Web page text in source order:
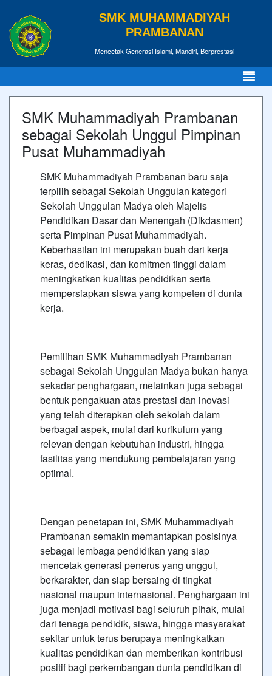
SMK MUHAMMADIYAH
PRAMBANAN
Mencetak Generasi Islami, Mandiri, Berprestasi
SMK Muhammadiyah Prambanan
sebagai Sekolah Unggul Pimpinan
Pusat Muhammadiyah
SMK Muhammadiyah Prambanan baru saja
terpilih sebagai Sekolah Unggulan kategori
Sekolah Unggulan Madya oleh Majelis
Pendidikan Dasar dan Menengah (Dikdasmen)
serta Pimpinan Pusat Muhammadiyah.
Keberhasilan ini merupakan buah dari kerja
keras, dedikasi, dan komitmen tinggi dalam
meningkatkan kualitas pendidikan serta
mempersiapkan siswa yang kompeten di dunia
kerja.
Pemilihan SMK Muhammadiyah Prambanan
sebagai Sekolah Unggulan Madya bukan hanya
sekadar penghargaan, melainkan juga sebagai
bentuk pengakuan atas prestasi dan inovasi
yang telah diterapkan oleh sekolah dalam
berbagai aspek, mulai dari kurikulum yang
relevan dengan kebutuhan industri, hingga
fasilitas yang mendukung pembelajaran yang
optimal.
Dengan penetapan ini, SMK Muhammadiyah
Prambanan semakin memantapkan posisinya
sebagai lembaga pendidikan yang siap
mencetak generasi penerus yang unggul,
berkarakter, dan siap bersaing di tingkat
nasional maupun internasional. Penghargaan ini
juga menjadi motivasi bagi seluruh pihak, mulai
dari tenaga pendidik, siswa, hingga masyarakat
sekitar untuk terus berupaya meningkatkan
kualitas pendidikan dan memberikan kontribusi
positif bagi perkembangan dunia pendidikan di